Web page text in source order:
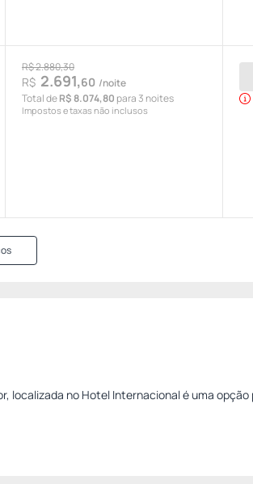
R$ 2.880,30
R$ 2.691,60 /noite
Total deR$ 8.074,80 para 3 noites
Impostos e taxas não inclusos
localizada no Hotel Internacional é uma